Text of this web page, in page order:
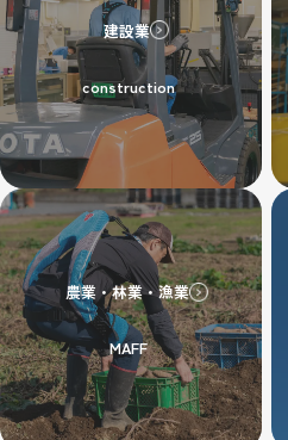
建設業
construction
農業・林業・漁業
MAFF